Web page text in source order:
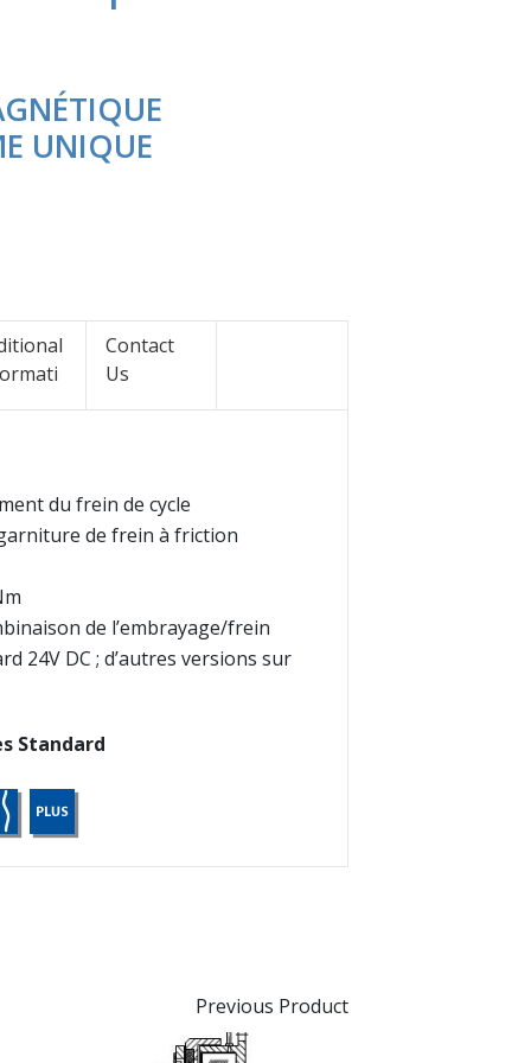
UNIQUE
Contact
Us
du frein de cycle
de frein à friction
de l’embrayage/frein
24V DC ; d’autres versions sur
Standard
Previous Product